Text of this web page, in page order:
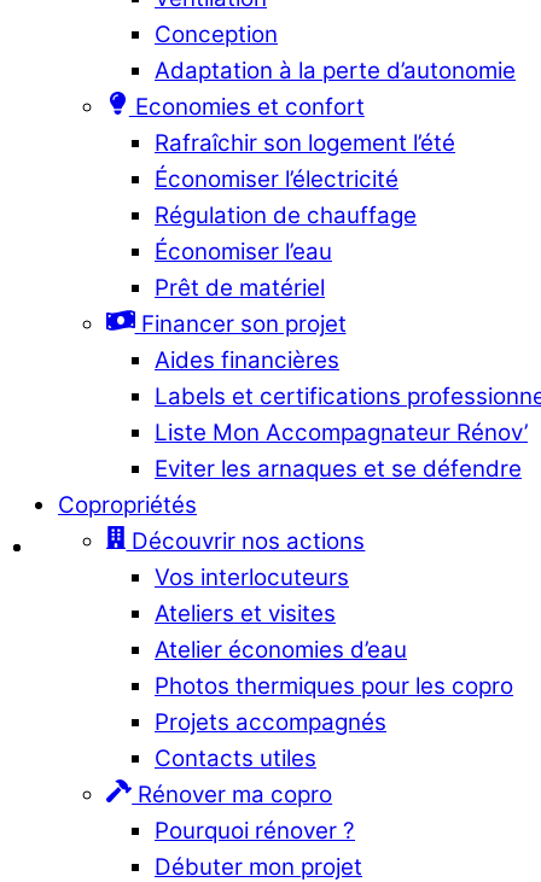
Conception
Adaptation à la perte d’autonomie
Economies et confort
Rafraîchir son logement l’été
Économiser l’électricité
Régulation de chauffage
Économiser l’eau
Prêt de matériel
Financer son projet
Aides financières
Labels et certifications
Liste Mon Accompagnateur Rénov’
Eviter les arnaques et se défendre
Copropriétés
Découvrir nos actions
Vos interlocuteurs
Ateliers et visites
Atelier économies d’eau
Photos thermiques pour les copro
Projets accompagnés
Contacts utiles
Rénover ma copro
Pourquoi rénover ?
Débuter mon projet